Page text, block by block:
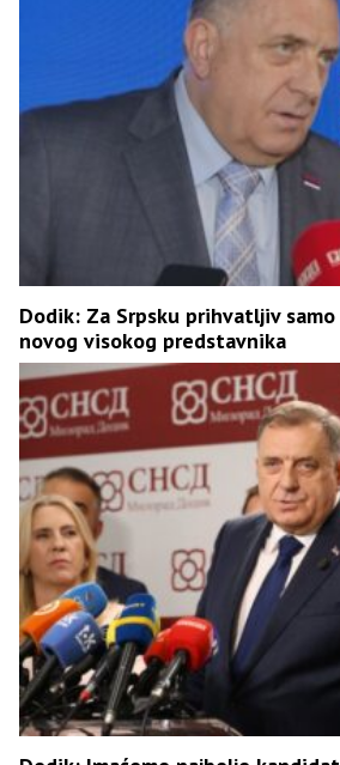
Dodik: Za Srpsku prihvatljiv
novog visokog predstavnika